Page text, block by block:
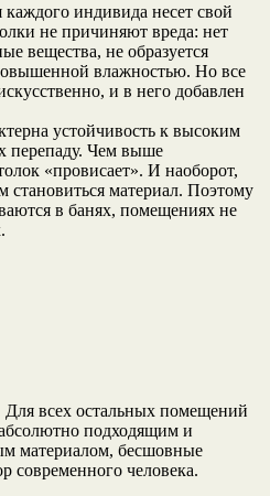
индивида несет свой
не причиняют вреда: нет
вещества, не образуется
влажностью. Но все
и в него добавлен
устойчивость к высоким
перепаду. Чем выше
«провисает». И наоборот,
материал. Поэтому
в банях, помещениях не
Для всех остальных помещений
подходящим и
материалом, бесшовные
современного человека.